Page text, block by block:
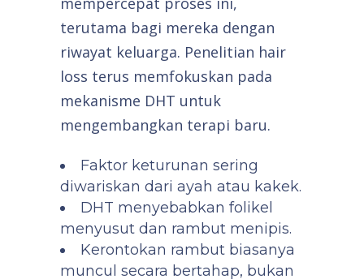
terutama bagi mereka dengan
riwayat keluarga. Penelitian hair
loss terus memfokuskan pada
mekanisme DHT untuk
mengembangkan terapi baru.
Faktor keturunan sering
diwariskan dari ayah atau kakek.
DHT menyebabkan folikel
menyusut dan rambut menipis.
Kerontokan rambut biasanya
muncul secara bertahap, bukan